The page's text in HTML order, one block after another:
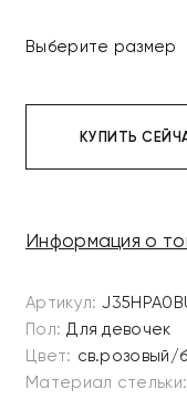
Выберите размер
КУПИТЬ
Информация о
Артикул:
Пол: Для девочек
Цвет: св.розовый/
Материал стельки: